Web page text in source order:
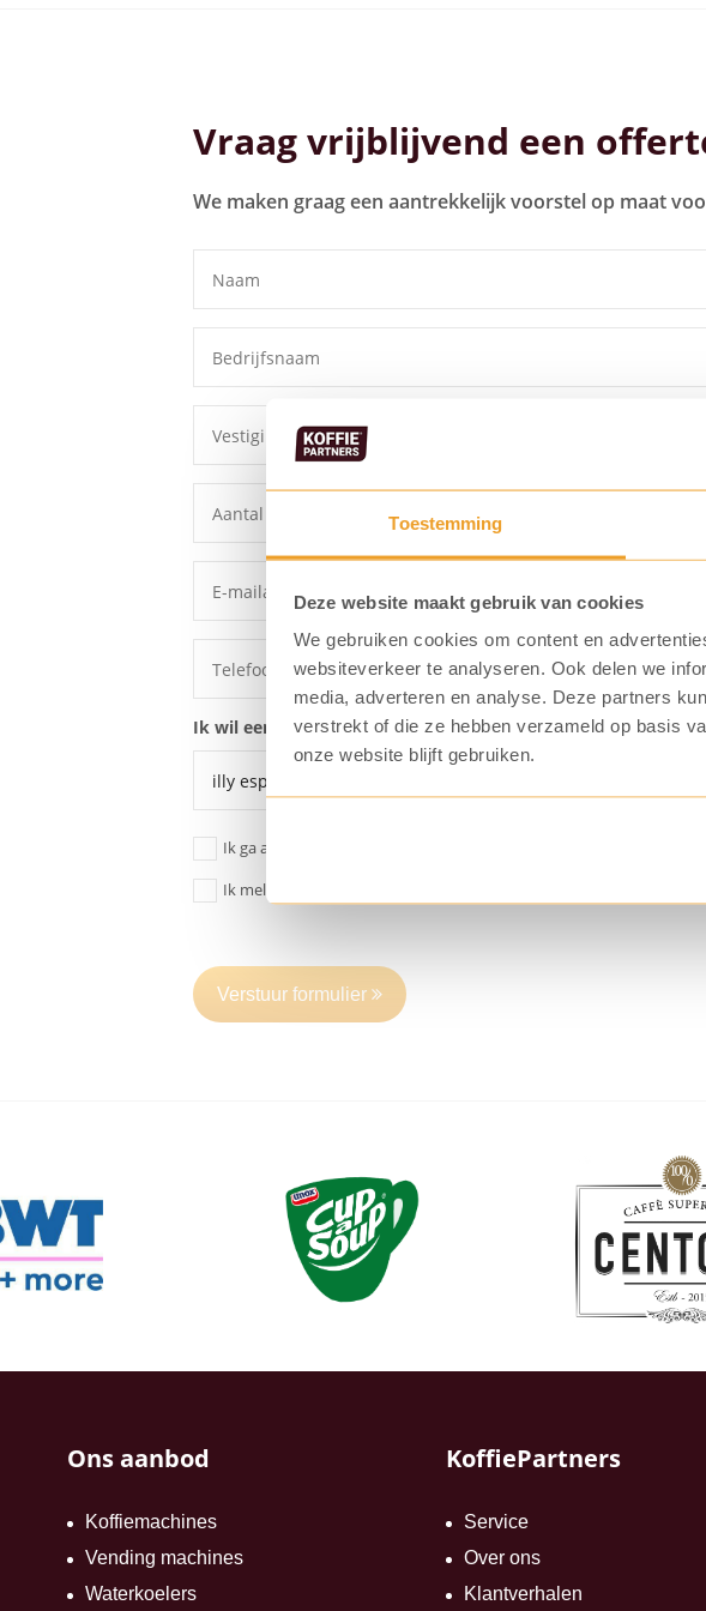
Toestemming
Deze website maakt gebruik van cookies
We gebruiken cookies om content en
websiteverkeer te analyseren. Ook delen we
media, adverteren en analyse. Deze partners
verstrekt of die ze hebben verzameld op basis
onze website blijft gebruiken.
Vraag vrijblijvend een
We maken graag een aantrekkelijk voorstel op maat
Ik wil een offerte voor een:
Ik ga akkoord dat mijn gegevens
Ik meld me aan voor de KoffiePartners nieuwsbrief
Verstuur formulier
Ons aanbod
Koffiemachines
Vending machines
Waterkoelers
KoffiePartners
Service
Over ons
Klantverhalen